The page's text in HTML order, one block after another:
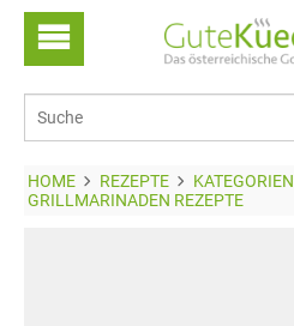
HOME REZEPTE KATEGORIEN
GRILLMARINADEN REZEPTE